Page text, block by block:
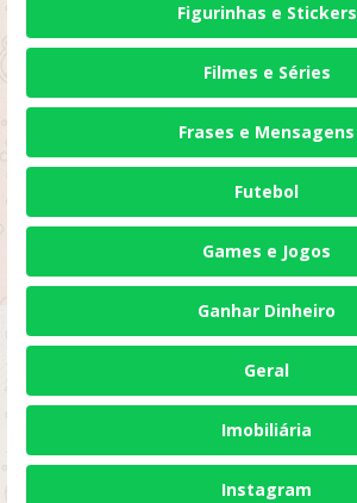
Figurinhas e Stickers
Filmes e Séries
Frases e Mensagens
Futebol
Games e Jogos
Ganhar Dinheiro
Geral
Imobiliária
Instagram